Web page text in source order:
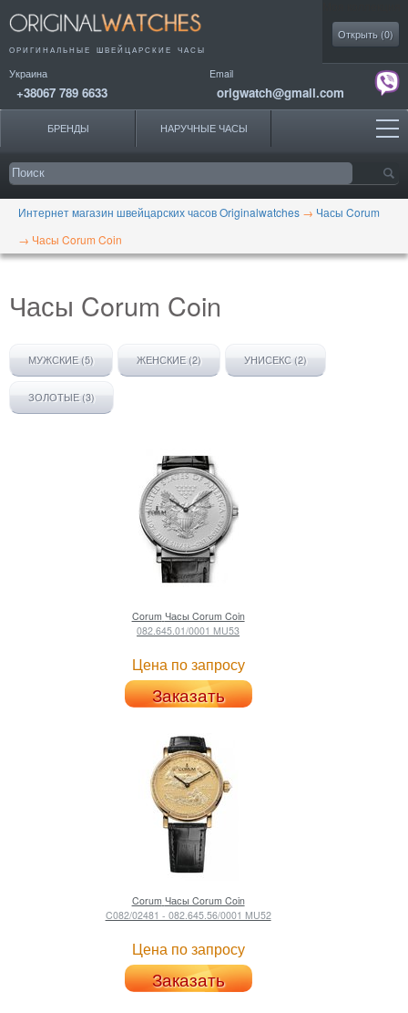
ОРИГИНАЛЬНЫЕ ШВЕЙЦАРСКИЕ ЧАСЫ
Украина
+38067 789 6633
Email
origwatch@gmail.com
Открыть (0)
БРЕНДЫ НАРУЧНЫЕ ЧАСЫ
Интернет магазин швейцарских часов Originalwatches → Часы Corum
→ Часы Corum Coin
Часы Corum Coin
МУЖСКИЕ (5) ЖЕНСКИЕ (2) УНИСЕКС (2)
ЗОЛОТЫЕ (3)
Corum Часы Corum Coin
082.645.01/0001 MU53
Цена по запросу
Заказать
Corum Часы Corum Coin
C082/02481 - 082.645.56/0001 MU52
Цена по запросу
Заказать